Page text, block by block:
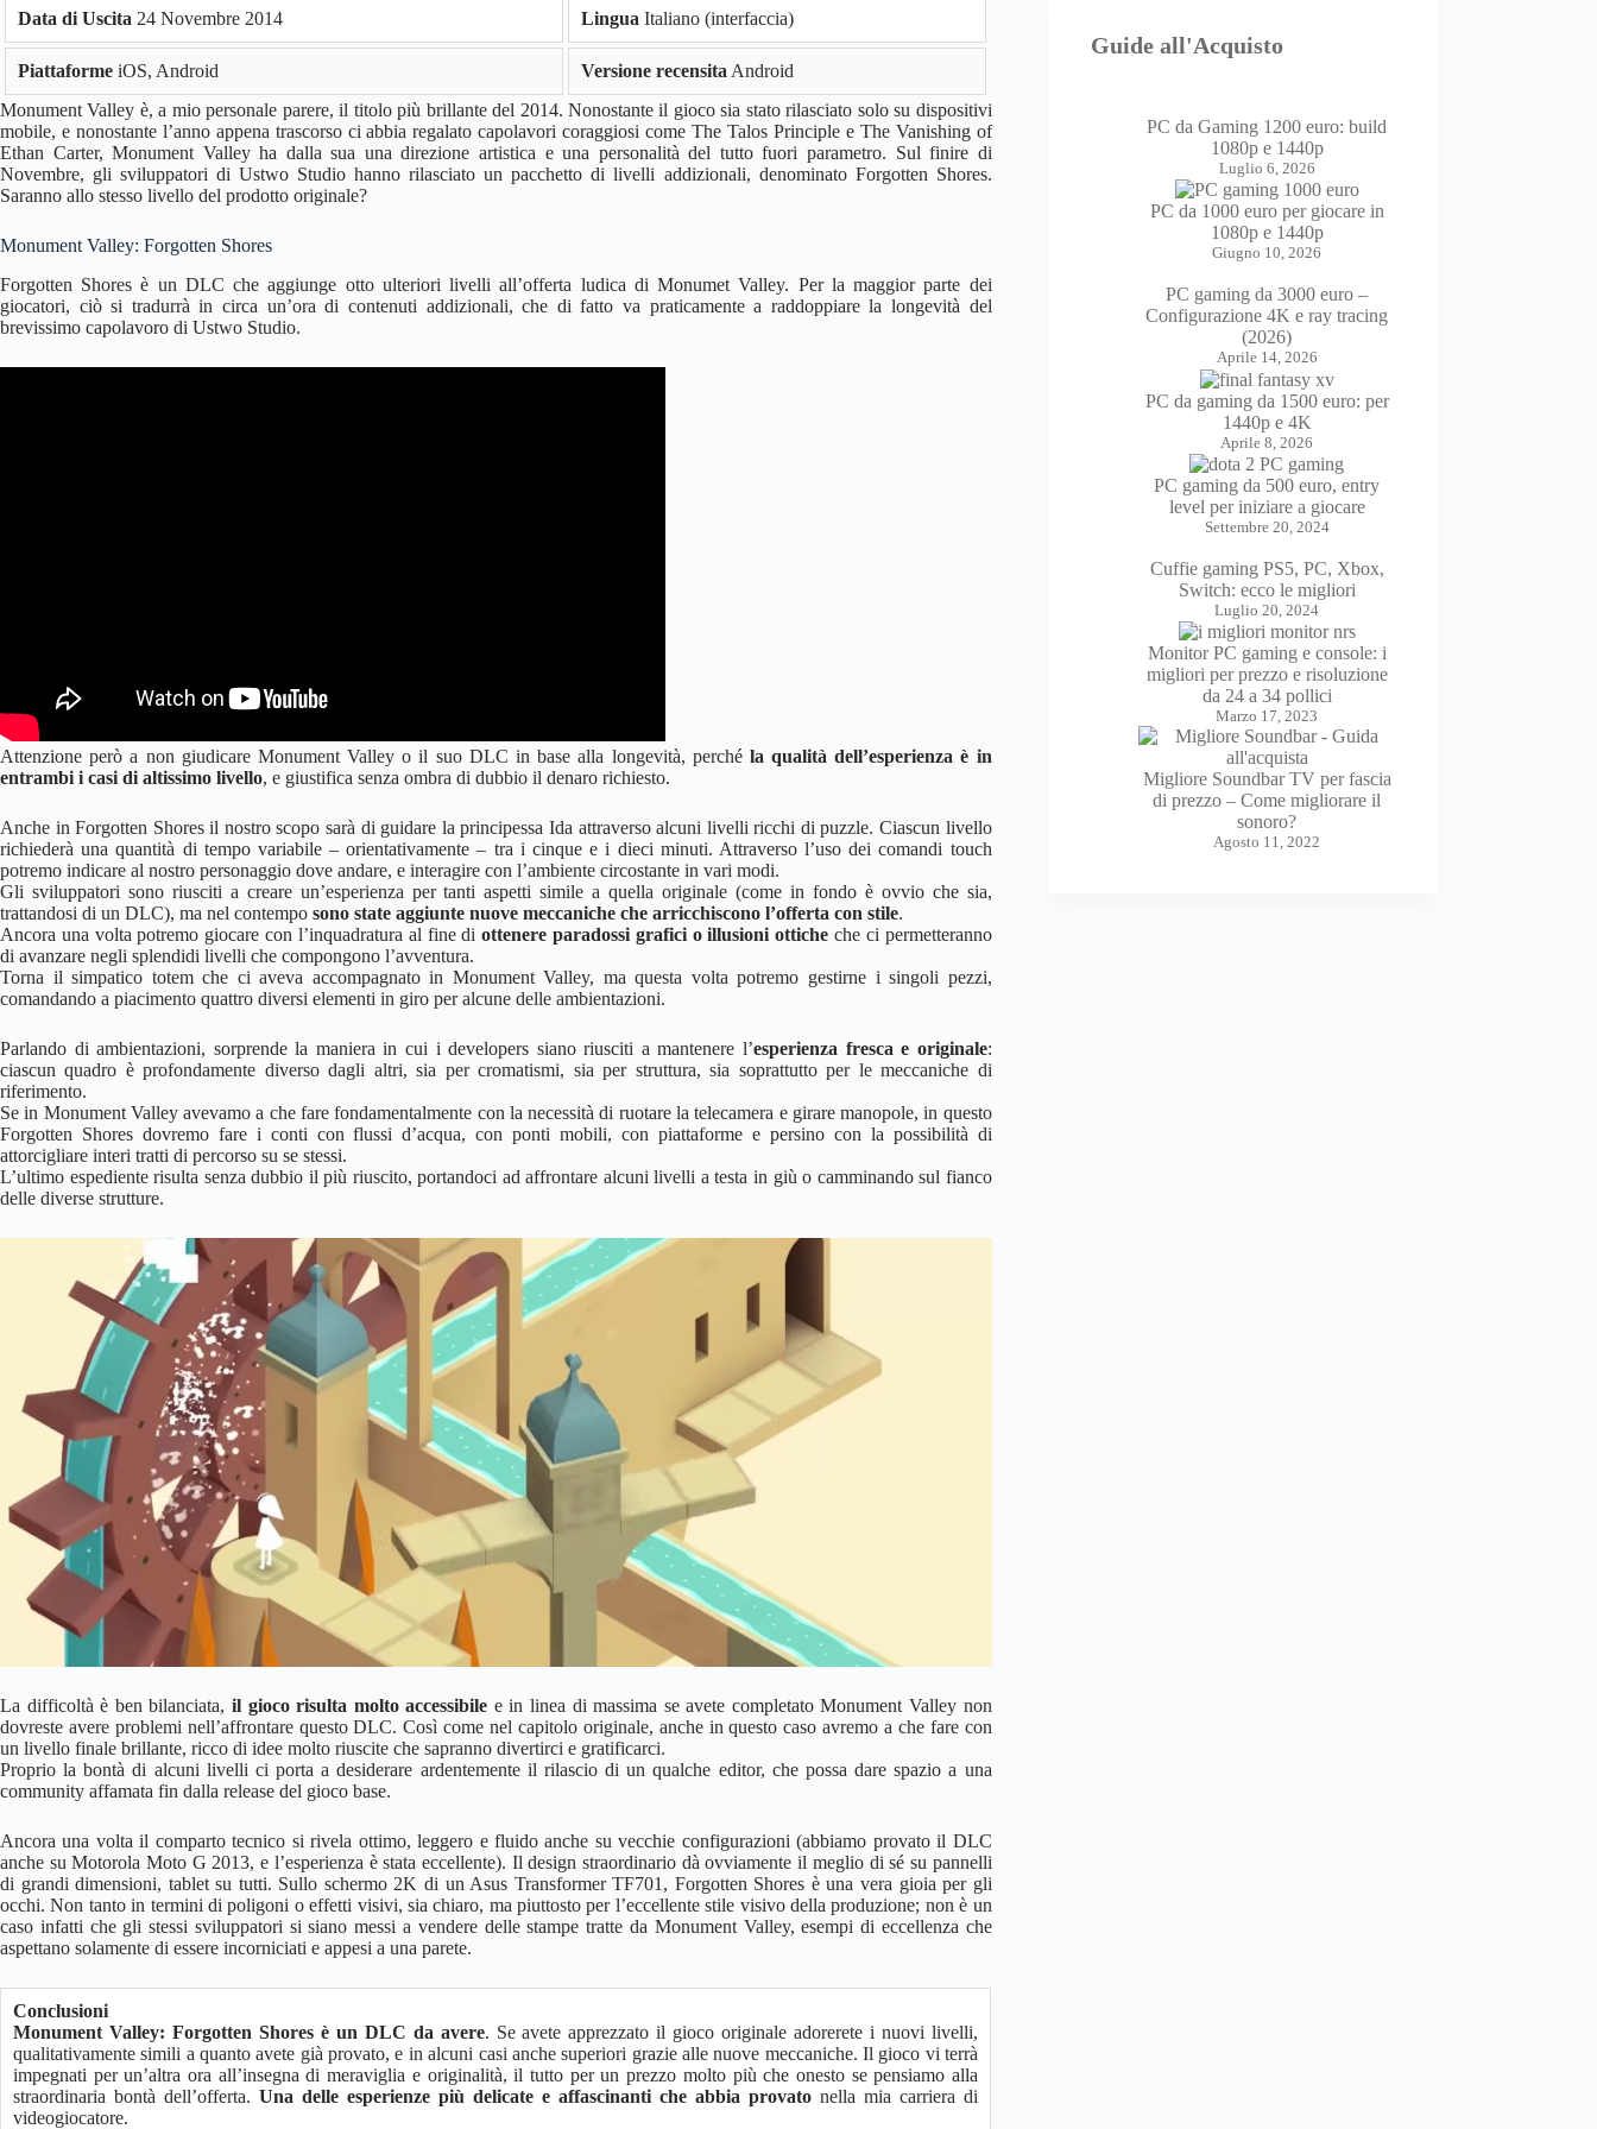
Data di Uscita 24 Novembre 2014 Lingua Italiano (interfaccia)
Piattaforme iOS, Android Versione recensita Android
Monument Valley è, a mio personale parere, il titolo più brillante del 2014. Nonostante il gioco sia stato rilasciato solo su dispositivi
mobile, e nonostante l’anno appena trascorso ci abbia regalato capolavori coraggiosi come The Talos Principle e The Vanishing of
Ethan Carter, Monument Valley ha dalla sua una direzione artistica e una personalità del tutto fuori parametro. Sul finire di
Novembre, gli sviluppatori di Ustwo Studio hanno rilasciato un pacchetto di livelli addizionali, denominato Forgotten Shores.
Saranno allo stesso livello del prodotto originale?
Monument Valley: Forgotten Shores
Forgotten Shores è un DLC che aggiunge otto ulteriori livelli all’offerta ludica di Monumet Valley. Per la maggior parte dei
giocatori, ciò si tradurrà in circa un’ora di contenuti addizionali, che di fatto va praticamente a raddoppiare la longevità del
brevissimo capolavoro di Ustwo Studio.
Attenzione però a non giudicare Monument Valley o il suo DLC in base alla longevità, perché la qualità dell’esperienza è in
entrambi i casi di altissimo livello, e giustifica senza ombra di dubbio il denaro richiesto.
Anche in Forgotten Shores il nostro scopo sarà di guidare la principessa Ida attraverso alcuni livelli ricchi di puzzle. Ciascun livello
richiederà una quantità di tempo variabile – orientativamente – tra i cinque e i dieci minuti. Attraverso l’uso dei comandi touch
potremo indicare al nostro personaggio dove andare, e interagire con l’ambiente circostante in vari modi.
Gli sviluppatori sono riusciti a creare un’esperienza per tanti aspetti simile a quella originale (come in fondo è ovvio che sia,
trattandosi di un DLC), ma nel contempo sono state aggiunte nuove meccaniche che arricchiscono l’offerta con stile.
Ancora una volta potremo giocare con l’inquadratura al fine diottenere paradossi grafici o illusioni ottiche che ci permetteranno
di avanzare negli splendidi livelli che compongono l’avventura.
Torna il simpatico totem che ci aveva accompagnato in Monument Valley, ma questa volta potremo gestirne i singoli pezzi,
comandando a piacimento quattro diversi elementi in giro per alcune delle ambientazioni.
Parlando di ambientazioni, sorprende la maniera in cui i developers siano riusciti a mantenere l’esperienza fresca e originale:
ciascun quadro è profondamente diverso dagli altri, sia per cromatismi, sia per struttura, sia soprattutto per le meccaniche di
riferimento.
Se in Monument Valley avevamo a che fare fondamentalmente con la necessità di ruotare la telecamera e girare manopole, in questo
Forgotten Shores dovremo fare i conti con flussi d’acqua, con ponti mobili, con piattaforme e persino con la possibilità di
attorcigliare interi tratti di percorso su se stessi.
L’ultimo espediente risulta senza dubbio il più riuscito, portandoci ad affrontare alcuni livelli a testa in giù o camminando sul fianco
delle diverse strutture.
La difficoltà è ben bilanciata, il gioco risulta molto accessibile e in linea di massima se avete completato Monument Valley non
dovreste avere problemi nell’affrontare questo DLC. Così come nel capitolo originale, anche in questo caso avremo a che fare con
un livello finale brillante, ricco di idee molto riuscite che sapranno divertirci e gratificarci.
Proprio la bontà di alcuni livelli ci porta a desiderare ardentemente il rilascio di un qualche editor, che possa dare spazio a una
community affamata fin dalla release del gioco base.
Ancora una volta il comparto tecnico si rivela ottimo, leggero e fluido anche su vecchie configurazioni (abbiamo provato il DLC
anche su Motorola Moto G 2013, e l’esperienza è stata eccellente). Il design straordinario dà ovviamente il meglio di sé su pannelli
di grandi dimensioni, tablet su tutti. Sullo schermo 2K di un Asus Transformer TF701, Forgotten Shores è una vera gioia per gli
occhi. Non tanto in termini di poligoni o effetti visivi, sia chiaro, ma piuttosto per l’eccellente stile visivo della produzione; non è un
caso infatti che gli stessi sviluppatori si siano messi a vendere delle stampe tratte da Monument Valley, esempi di eccellenza che
aspettano solamente di essere incorniciati e appesi a una parete.
Conclusioni
Monument Valley: Forgotten Shores è un DLC da avere. Se avete apprezzato il gioco originale adorerete i nuovi livelli,
qualitativamente simili a quanto avete già provato, e in alcuni casi anche superiori grazie alle nuove meccaniche. Il gioco vi terrà
impegnati per un’altra ora all’insegna di meraviglia e originalità, il tutto per un prezzo molto più che onesto se pensiamo alla
straordinaria bontà dell’offerta. Una delle esperienze più delicate e affascinanti che abbia provato nella mia carriera di
videogiocatore.
Guide all'Acquisto
PC da Gaming 1200 euro: build
1080p e 1440p
Luglio 6, 2026
PC da 1000 euro per giocare in
1080p e 1440p
Giugno 10, 2026
PC gaming da 3000 euro –
Configurazione 4K e ray tracing
(2026)
Aprile 14, 2026
PC da gaming da 1500 euro: per
1440p e 4K
Aprile 8, 2026
PC gaming da 500 euro, entry
level per iniziare a giocare
Settembre 20, 2024
Cuffie gaming PS5, PC, Xbox,
Switch: ecco le migliori
Luglio 20, 2024
Monitor PC gaming e console: i
migliori per prezzo e risoluzione
da 24 a 34 pollici
Marzo 17, 2023
Migliore Soundbar TV per fascia
di prezzo – Come migliorare il
sonoro?
Agosto 11, 2022